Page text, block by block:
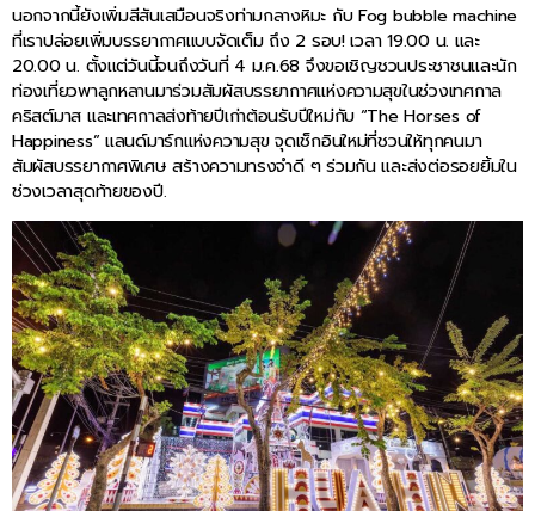
นอกจากนี้ยังเพิ่มสีสันเสมือนจริงท่ามกลางหิมะ กับ Fog bubble machine
ที่เราปล่อยเพิ่มบรรยากาศเเบบจัดเต็ม ถึง 2 รอบ! เวลา 19.00 น. และ
20.00 น. ตั้งเเต่วันนี้จนถึงวันที่ 4 ม.ค.68 จึงขอเชิญชวนประชาชนและนัก
ท่องเที่ยวพาลูกหลานมาร่วมสัมผัสบรรยากาศแห่งความสุขในช่วงเทศกาล
คริสต์มาส และเทศกาลส่งท้ายปีเก่าต้อนรับปีใหม่กับ “The Horses of
Happiness” แลนด์มาร์กแห่งความสุข จุดเช็กอินใหม่ที่ชวนให้ทุกคนมา
สัมผัสบรรยากาศพิเศษ สร้างความทรงจำดี ๆ ร่วมกัน และส่งต่อรอยยิ้มใน
ช่วงเวลาสุดท้ายของปี.